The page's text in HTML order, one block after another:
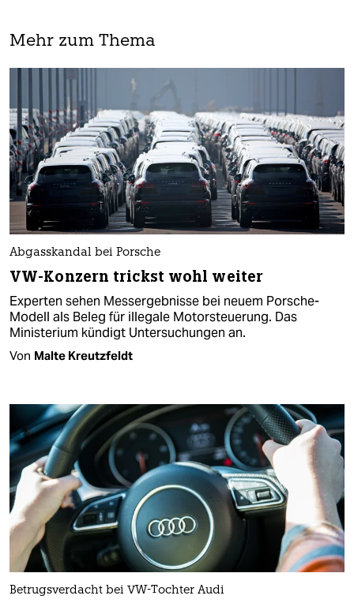
Mehr zum Thema
Abgasskandal bei Porsche
VW-Konzern trickst wohl weiter
Experten sehen Messergebnisse bei neuem Porsche-
Modell als Beleg für illegale Motorsteuerung. Das
Ministerium kündigt Untersuchungen an.
Von Malte Kreutzfeldt
Betrugsverdacht bei VW-Tochter Audi